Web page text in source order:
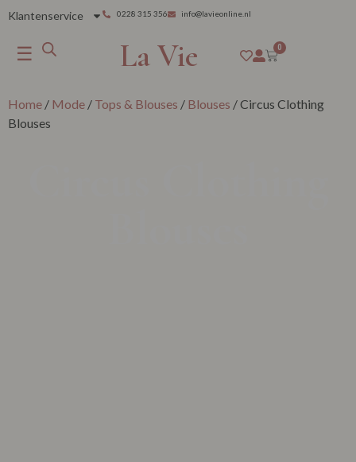
Klantenservice 0228 315 356 info@lavieonline.nl
☰ La Vie 0
Home / Mode / Tops & Blouses / Blouses / Circus Clothing
Blouses